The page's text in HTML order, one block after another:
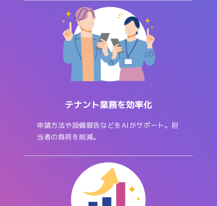
テナント業務を効率化
申請方法や設備報告などをAIがサポート。担
当者の負荷を削減。